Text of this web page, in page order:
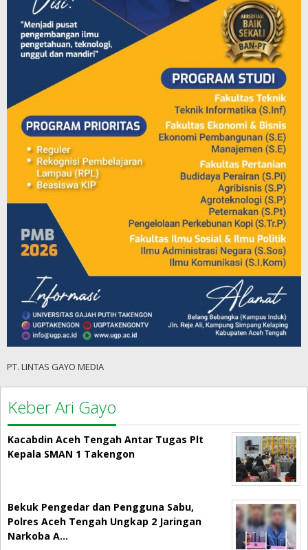
PT. LINTAS GAYO MEDIA
Keber Ari Gayo
Kacabdin Aceh Tengah Antar Tugas Plt
Kepala SMAN 1 Takengon
Bekuk Pengedar dan Pengguna Sabu,
Polres Aceh Tengah Ungkap 2 Jaringan
Narkoba A…